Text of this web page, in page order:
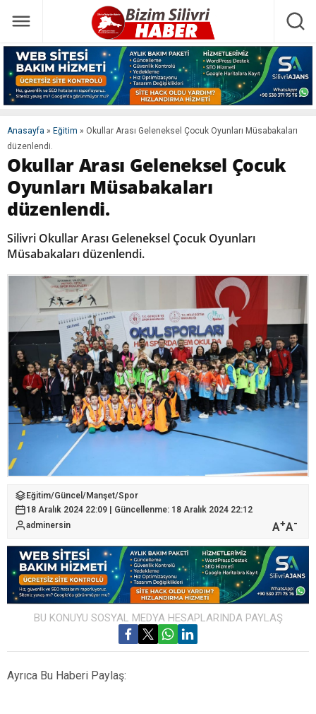
Anasayfa » Eğitim » Okullar Arası Geleneksel Çocuk Oyunları Müsabakaları
düzenlendi.
Okullar Arası Geleneksel Çocuk
Oyunları Müsabakaları
düzenlendi.
Silivri Okullar Arası Geleneksel Çocuk Oyunları
Müsabakaları düzenlendi.
Eğitim/Güncel /Manşet/Spor
18 Aralık 2024 22:09 | Güncellenme: 18 Aralık 2024 22:12
adminersin
A+A-
BU KONUYU SOSYAL MEDYA HESAPLARINDA PAYLAŞ
Ayrıca Bu Haberi Paylaş: